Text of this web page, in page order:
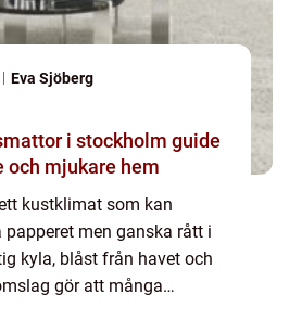
Eva Sjöberg
i stockholm guide
mjukare hem
kustklimat som kan
papperet men ganska rått i
kyla, blåst från havet och
gör att många